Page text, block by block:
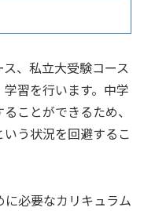
、私立大受験コース
習を行います。中学
ことができるため、
う状況を回避するこ
必要なカリキュラム